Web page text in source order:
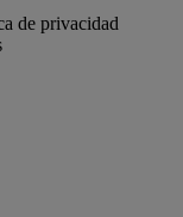
de privacidad